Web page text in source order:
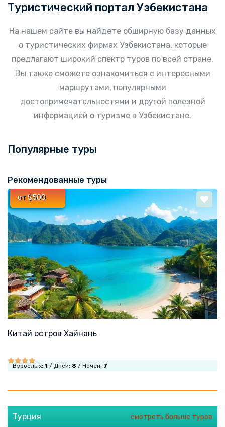
Туристический портал Узбекистана
На нашем сайте вы найдете обширную базу данных
о туристических фирмах Узбекистана, которые
предлагают широкий спектр туров по всей стране.
Вы также сможете ознакомиться с интересными
маршрутами, популярными
достопримечательностями и другой полезной
информацией о туризме в Узбекистане.
Популярные туры
Рекомендованные туры
от $500
Китай остров Хайнань
Взрослых: 1 / Дней: 8 / Ночей: 7
Турция смотреть больше туров